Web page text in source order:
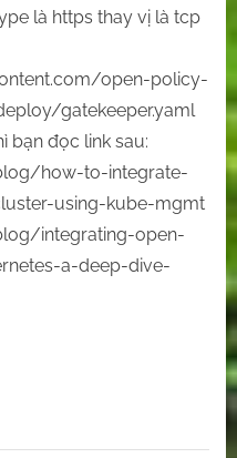
sai
là https thay vị là tcp
open-policy-
gatekeeper.yaml
bạn đọc link sau:
how-to-integrate-
using-kube-mgmt
integrating-open-
a-deep-dive-